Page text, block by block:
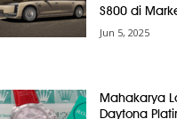
S800 di
Jun 5, 2025
Mahakarya
Daytona